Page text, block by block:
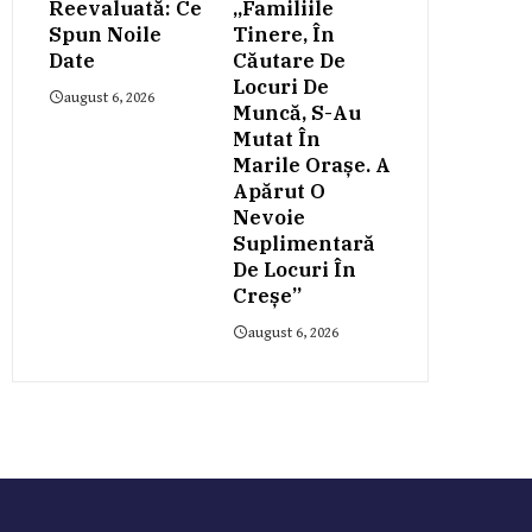
Reevaluată: Ce
Spun Noile
Date
august 6, 2026
„Familiile
Tinere, În
Căutare De
Locuri De
Muncă, S-Au
Mutat În
Marile Orașe. A
Apărut O
Nevoie
Suplimentară
De Locuri În
Creșe”
august 6, 2026